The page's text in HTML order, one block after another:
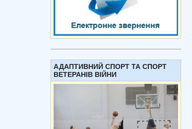
АДАПТИВНИЙ СПОРТ ТА СПОРТ
ВЕТЕРАНІВ ВІЙНИ